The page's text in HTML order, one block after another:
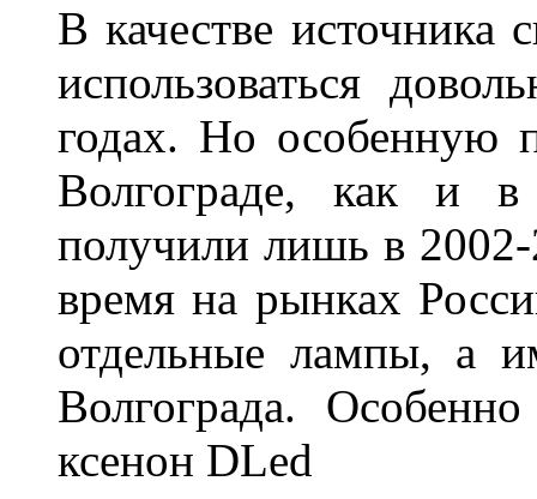
В качестве источника
использоваться
годах. Но особенную
Волгограде, как и
получили лишь в
время на рынках
отдельные лампы, а
Волгограда.
ксенон DLed